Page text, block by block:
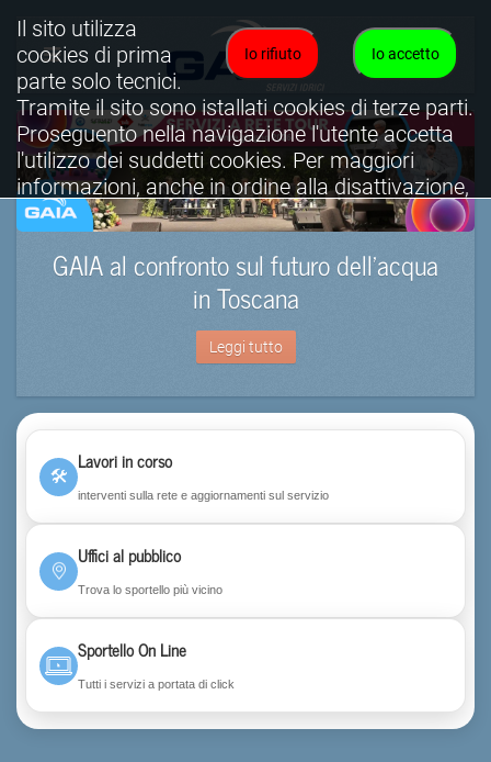
GAIA al confronto sul futuro dell’acqua
in Toscana
Leggi tutto
🛠
Lavori in corso
interventi sulla rete e aggiornamenti sul servizio
Uffici al pubblico
Trova lo sportello più vicino
Sportello On Line
Tutti i servizi a portata di click
Io accetto
Io rifiuto
Il sito utilizza
cookies di prima
parte solo tecnici.
Tramite il sito sono istallati cookies di terze parti.
Proseguento nella navigazione l'utente accetta
l'utilizzo dei suddetti cookies. Per maggiori
informazioni, anche in ordine alla disattivazione,
è possibile consultare l'informativa cookies
completa.
Visualizza informativa completa.